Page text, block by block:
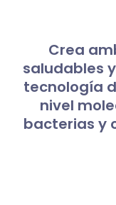
Crea
saludables
tecnología
nivel
bacterias y